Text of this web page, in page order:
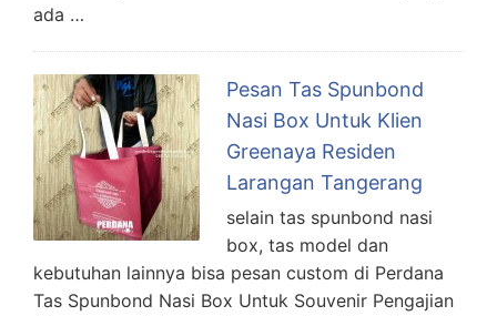
ada …
Pesan Tas Spunbond
Nasi Box Untuk Klien
Greenaya Residen
Larangan Tangerang
selain tas spunbond nasi
box, tas model dan
kebutuhan lainnya bisa pesan custom di Perdana
Tas Spunbond Nasi Box Untuk Souvenir Pengajian